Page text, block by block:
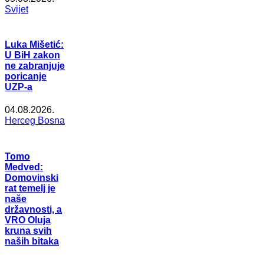
Svijet
Luka Mišetić:
U BiH zakon
ne zabranjuje
poricanje
UZP-a
04.08.2026.
Herceg Bosna
Tomo
Medved:
Domovinski
rat temelj je
naše
državnosti, a
VRO Oluja
kruna svih
naših bitaka